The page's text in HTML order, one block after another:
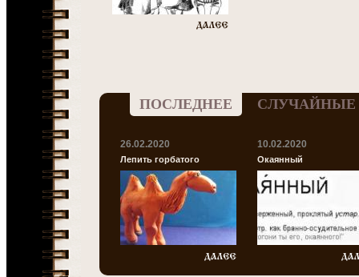
ПОСЛЕДНЕЕ СЛУЧАЙНЫЕ
26.02.2020
Лепить горбатого
10.02.2020
Окаянный